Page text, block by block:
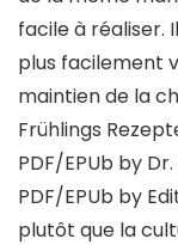
facile à réaliser.
plus facilement
maintien de la
Frühlings
PDF/EPUb by
PDF/EPUb by
plutôt que la